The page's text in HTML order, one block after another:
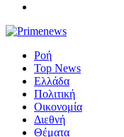
Ροή
Top News
Ελλάδα
Πολιτική
Οικονομία
Διεθνή
Θέματα